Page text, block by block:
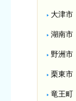
大津市
湖南市
野洲市
栗東市
竜王町